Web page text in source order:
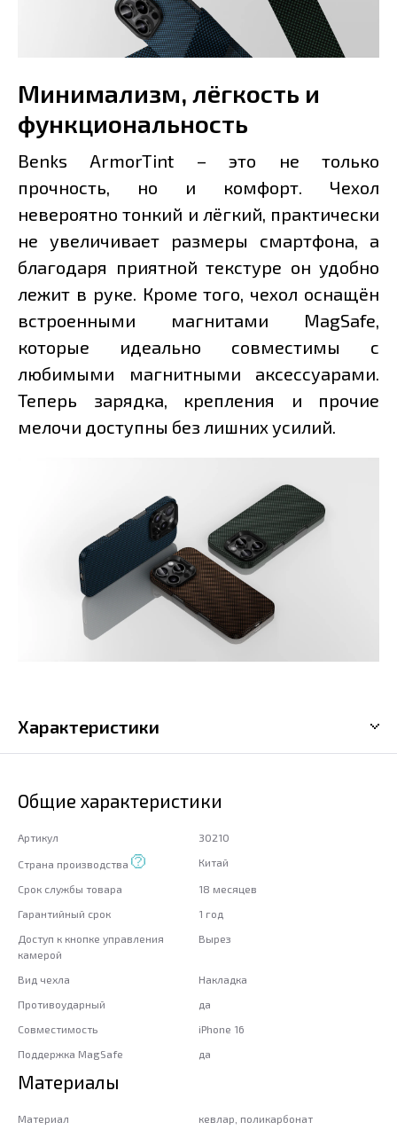
Минимализм, лёгкость и
функциональность
Benks ArmorTint – это не только
прочность, но и комфорт. Чехол
невероятно тонкий и лёгкий, практически
не увеличивает размеры смартфона, а
благодаря приятной текстуре он удобно
лежит в руке. Кроме того, чехол оснащён
встроенными магнитами MagSafe,
которые идеально совместимы с
любимыми магнитными аксессуарами.
Теперь зарядка, крепления и прочие
мелочи доступны без лишних усилий.
Характеристики
Общие характеристики
Артикул 30210
Страна производства Китай
Срок службы товара
18 месяцев
Гарантийный срок
1 год
Доступ к кнопке управления
камерой
Вырез
Вид чехла
Накладка
Противоударный
да
Совместимость
iPhone 16
Поддержка MagSafe
да
Материалы
Материал кевлар, поликарбонат